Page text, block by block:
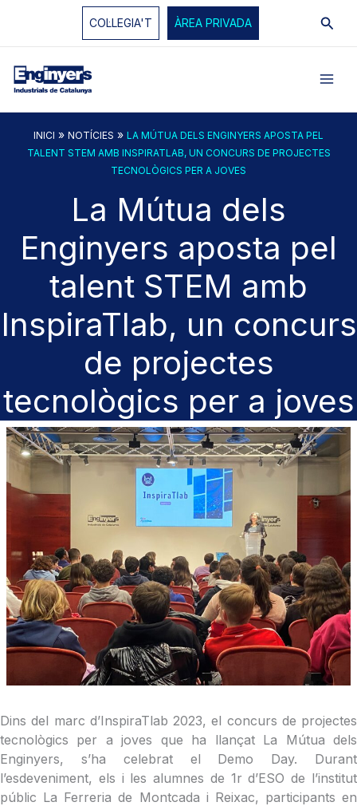
COL·LEGIA'T ÀREA PRIVADA
INICI » NOTÍCIES » LA MÚTUA DELS ENGINYERS APOSTA PEL
TALENT STEM AMB INSPIRATLAB, UN CONCURS DE PROJECTES
TECNOLÒGICS PER A JOVES
La Mútua dels
Enginyers aposta pel
talent STEM amb
InspiraTlab, un concurs
de projectes
tecnològics per a joves
Dins del marc d’InspiraTlab 2023, el concurs de projectes
tecnològics per a joves que ha llançat La Mútua dels
Enginyers, s’ha celebrat el Demo Day. Durant
l’esdeveniment, els i les alumnes de 1r d’ESO de l’institut
públic La Ferreria de Montcada i Reixac, participants en